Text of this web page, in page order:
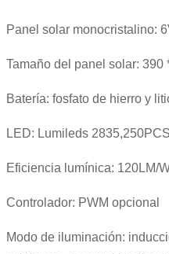
Panel solar monocristalino:
Tamaño del panel solar: 390
Batería: fosfato de hierro y
LED: Lumileds 2835,250PCS
Eficiencia lumínica: 120LM/
Controlador: PWM opcional
Modo de iluminación: